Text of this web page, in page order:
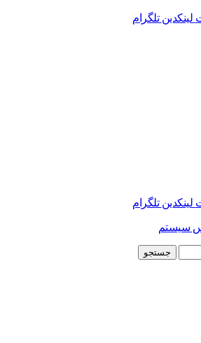
لینکدین تلگرام
لینکدین تلگرام
جستجو